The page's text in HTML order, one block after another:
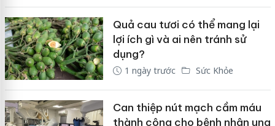
Quả cau tươi có thể mang lại
lợi ích gì và ai nên tránh sử
dụng?
1 ngày trước Sức Khỏe
Can thiệp nút mạch cầm máu
thành công cho bệnh nhân ung